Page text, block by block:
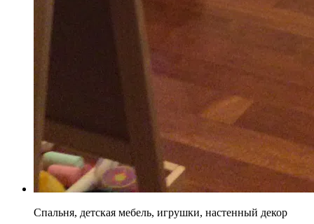
Спальня, детская мебель, игрушки, настенный декор